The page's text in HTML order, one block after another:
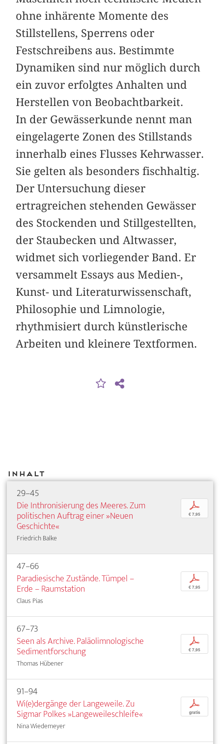
ohne inhärente Momente des
Stillstellens, Sperrens oder
Festschreibens aus. Bestimmte
Dynamiken sind nur möglich durch
ein zuvor erfolgtes Anhalten und
Herstellen von Beobachtbarkeit.
In der Gewässerkunde nennt man
eingelagerte Zonen des Stillstands
innerhalb eines Flusses Kehrwasser.
Sie gelten als besonders fischhaltig.
Der Untersuchung dieser
ertragreichen stehenden Gewässer
des Stockenden und Stillgestellten,
der Staubecken und Altwasser,
widmet sich vorliegender Band. Er
versammelt Essays aus Medien-,
Kunst- und Literaturwissenschaft,
Philosophie und Limnologie,
rhythmisiert durch künstlerische
Arbeiten und kleinere Textformen.
Inhalt
29–45
Die Inthronisierung des Meeres. Zum
politischen Auftrag einer »Neuen
Geschichte«
Friedrich Balke
p
€ 7,95
47–66
Paradiesische Zustände. Tümpel –
Erde – Raumstation
Claus Pias
p
€ 7,95
67–73
Seen als Archive. Paläolimnologische
Sedimentforschung
Thomas Hübener
p
€ 7,95
91–94
Wi(e)dergänge der Langeweile. Zu
Sigmar Polkes »Langeweileschleife«
Nina Wiedemeyer
p
gratis